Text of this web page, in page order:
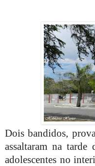
Dois bandidos,
assaltaram na
adolescentes no